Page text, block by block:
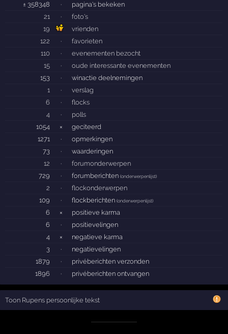
± 358348 ·
pagina's bekeken
21
·
foto's
19
vrienden
122
·
favorieten
110
·
evenementen bezocht
15
·
oude interessante evenementen
153
·
winactie deelnemingen
1
·
verslag
6
·
flocks
4
·
polls
1054
×
geciteerd
1271
·
opmerkingen
73
·
waarderingen
12
·
forumonderwerpen
729
· forumberichten(onderwerpenlijst)
2 ·
flockonderwerpen
109
· flockberichten(onderwerpenlijst)
6 ×
positieve karma
6
·
positievelingen
4
×
negatieve karma
3
·
negatievelingen
1879
·
privéberichten verzonden
1896
· privéberichten ontvangen
Toon Rupens persoonlijke tekst